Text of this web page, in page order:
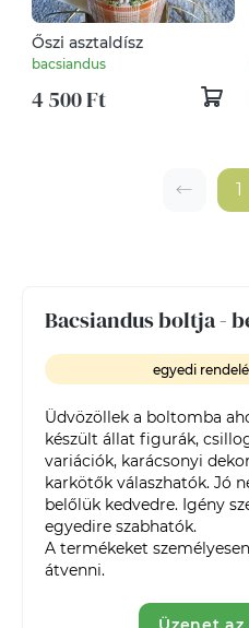
Bacsiandus boltja -
egyedi
Üdvözöllek a boltomba
készült állat figurák,
variációk, karácsonyi
karkötők válaszhatók. Jó
belőlük kedvedre. Igény
egyedire szabhatók.
A termékeket
átvenni.
Őszi asztaldísz
bacsiandus
4 500 Ft
1